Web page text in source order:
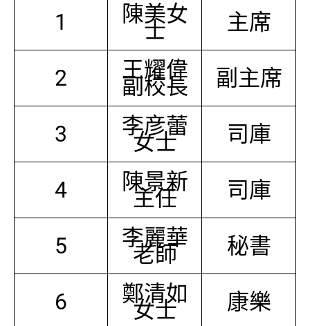
1
陳美女
士 主席
2 王耀偉
副校長 副主席
3 李彦蕾
女士 司庫
4 陳景新
主任 司庫
5 李麗華
老師 秘書
6 鄭清如
女士 康樂